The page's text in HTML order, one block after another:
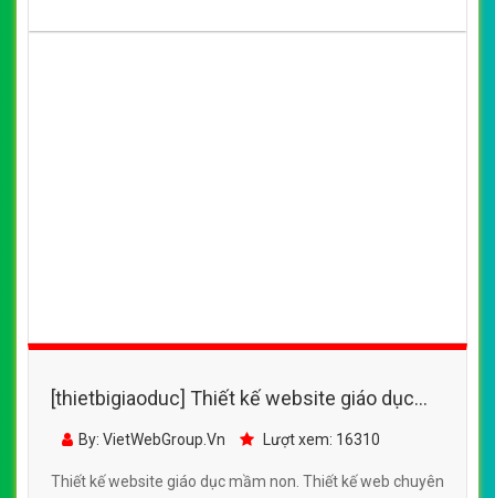
[thietbigiaoduc] Thiết kế website giáo dục
mầm non đẹp, chuyên nghiệp chuẩn SEO
By: VietWebGroup.Vn Lượt xem: 16310
Thiết kế website giáo dục mầm non. Thiết kế web chuyên